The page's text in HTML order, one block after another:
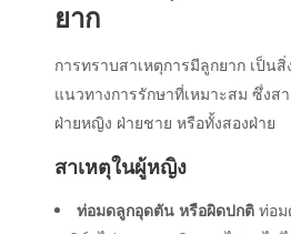
ยาก
การทราบสาเหตุการมีลูกยาก เป็น
แนวทางการรักษาที่เหมาะสม ซึ่งส
ฝ่ายหญิง ฝ่ายชาย หรือทั้งสองฝ่าย
สาเหตุในผู้หญิง
ท่อมดลูกอุดตัน หรือผิดปกติ ท่อ